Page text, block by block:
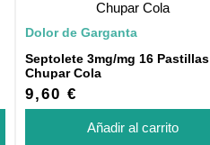
Dolor de Garganta
Septolete 3mg/mg 16 Pastillas
Chupar Cola
9,60 €
Añadir al carrito